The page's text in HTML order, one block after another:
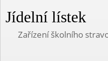
Jídelní lístek
Zařízení školního